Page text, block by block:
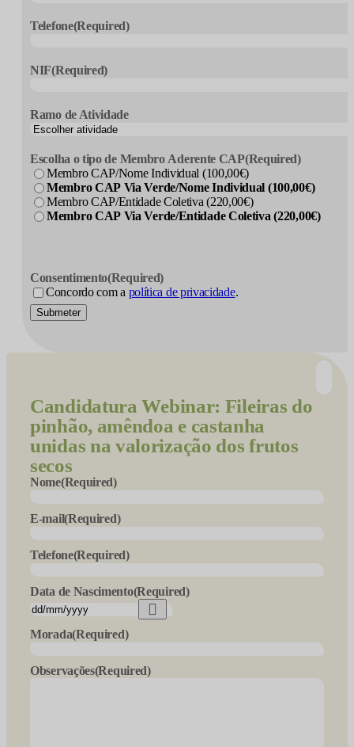
Telefone(Required)
NIF(Required)
Ramo de Atividade
Escolha o tipo de Membro Aderente CAP(Required)
Membro CAP/Nome Individual (100,00€)
Membro CAP Via Verde/Nome Individual (100,00€)
Membro CAP/Entidade Coletiva (220,00€)
Membro CAP Via Verde/Entidade Coletiva (220,00€)
Consentimento(Required)
Concordo com a política de privacidade.
Submeter
CandidaturaWebinar: Fileiras do
pinhão, amêndoa e castanha
unidas na valorização dos frutos
secos
Nome(Required)
E-mail(Required)
Telefone(Required)
Data de Nascimento(Required)
Morada(Required)
Observações(Required)